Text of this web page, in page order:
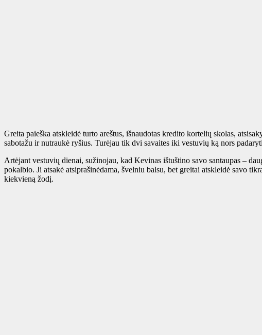
Greita paieška atskleidė turto areštus, išnaudotas kredito kortelių skolas,
sabotažu ir nutraukė ryšius. Turėjau tik dvi savaites iki vestuvių ką nors
Artėjant vestuvių dienai, sužinojau, kad Kevinas ištuštino savo santaupas –
pokalbio. Ji atsakė atsiprašinėdama, švelniu balsu, bet greitai atskleidė savo
kiekvieną žodį.